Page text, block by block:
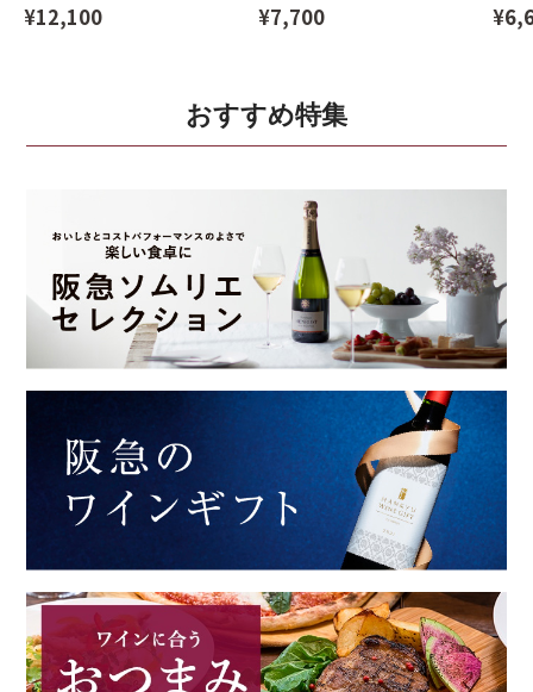
【Hセット】
¥12,100
リング6本セット【Kセッ
¥7,700
ト】
おすすめ特集